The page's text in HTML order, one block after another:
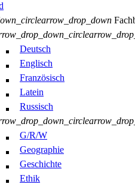
arrow_drop_down
Deutsch
Englisch
Französisch
Latein
Russisch
G/R/W
Geographie
Geschichte
Ethik